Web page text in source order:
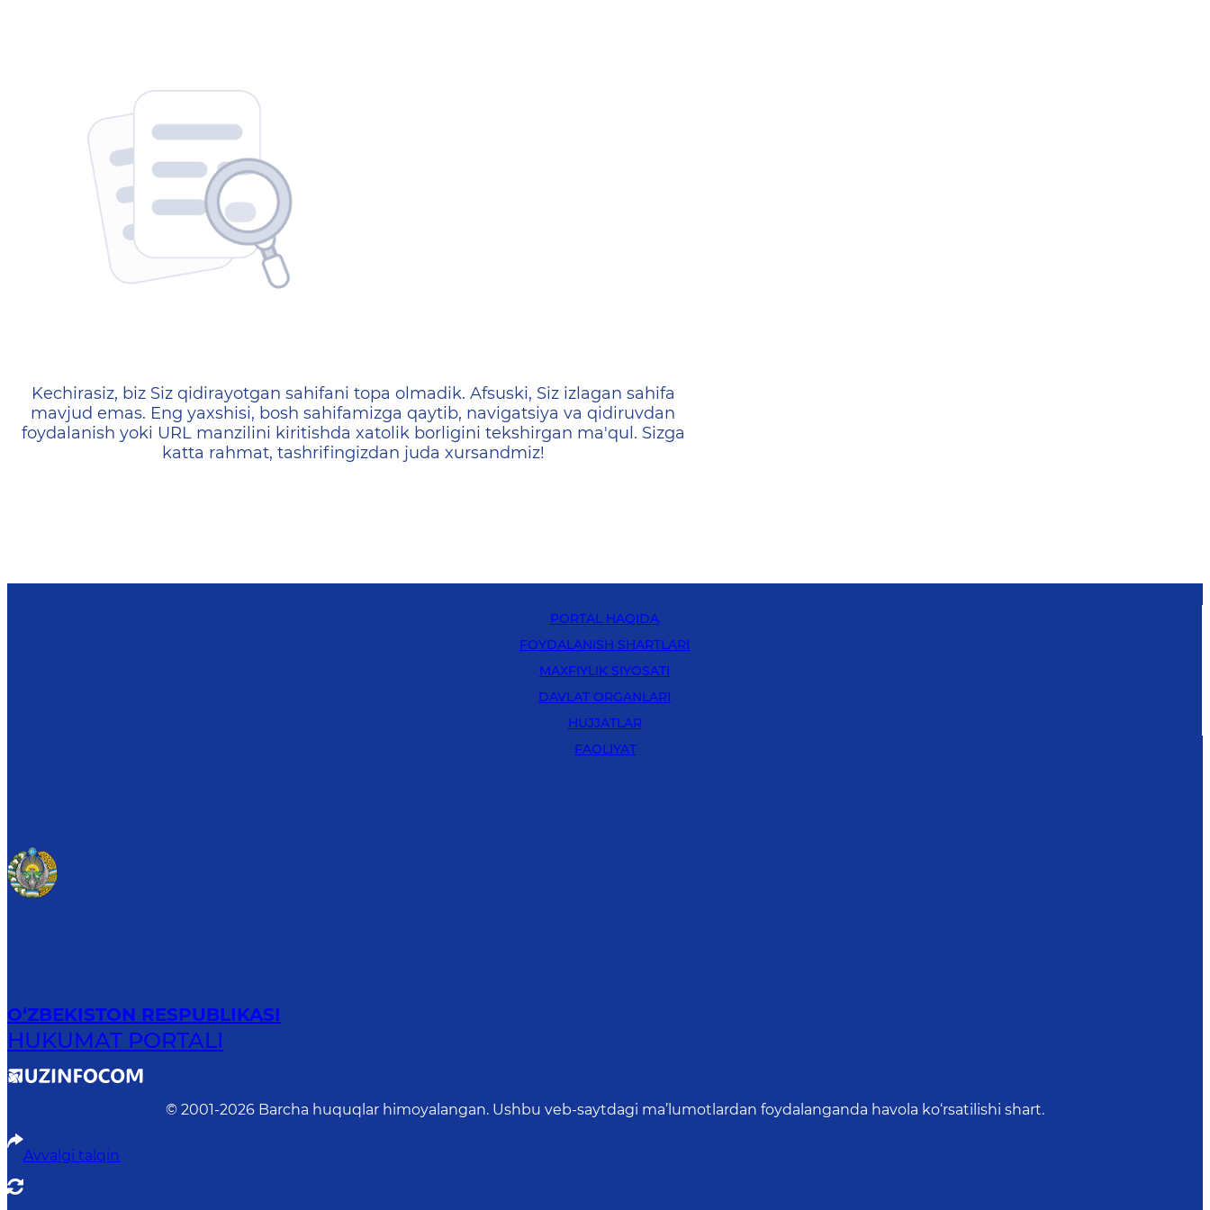
404 — Страница не найдена
Kechirasiz, biz Siz qidirayotgan sahifani topa olmadik. Afsuski, Siz izlagan sahifa
mavjud emas. Eng yaxshisi, bosh sahifamizga qaytib, navigatsiya va qidiruvdan
foydalanish yoki URL manzilini kiritishda xatolik borligini tekshirgan ma'qul. Sizga
katta rahmat, tashrifingizdan juda xursandmiz!
PORTAL HAQIDA
FOYDALANISH SHARTLARI
MAXFIYLIK SIYOSATI
DAVLAT ORGANLARI
HUJJATLAR
FAOLIYAT
O‘ZBEKISTON RESPUBLIKASI
HUKUMAT PORTALI
© 2001-2026 Barcha huquqlar himoyalangan. Ushbu veb-saytdagi ma’lumotlardan foydalanganda havola ko‘rsatilishi shart.
Avvalgi talqin